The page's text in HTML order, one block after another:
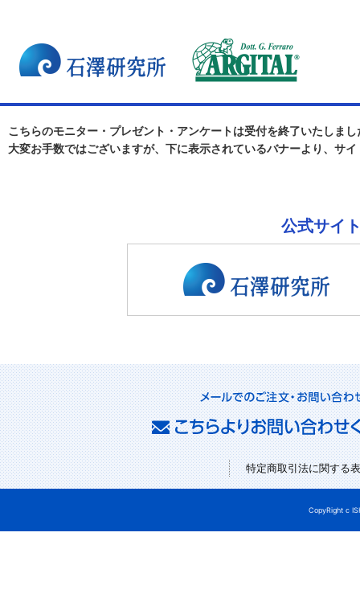
こちらのモニター・プレゼント・アンケートは受付を終了いたしまし
大変お手数ではございますが、下に表示されているバナーより、サ
公式サイ
特定商取引法に関する
CopyRight c